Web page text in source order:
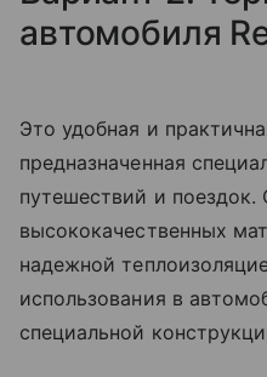
автомобиля
Это удобная и
предназначенная
путешествий и поездок.
высококачественных
надежной
использования в
специальной